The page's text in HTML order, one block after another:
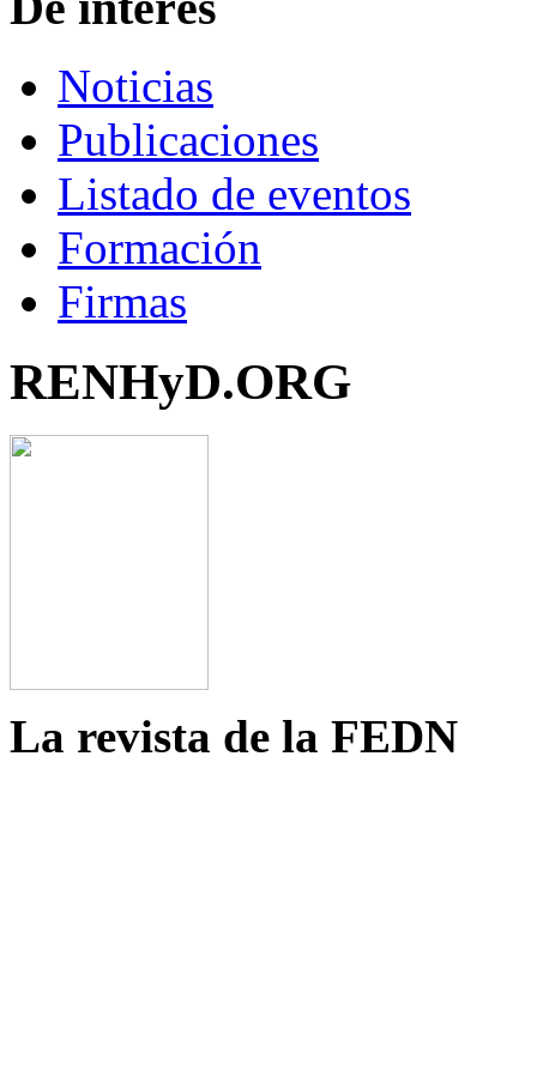
Noticias
Publicaciones
Listado de eventos
Formación
Firmas
RENHyD.ORG
La revista de la FEDN